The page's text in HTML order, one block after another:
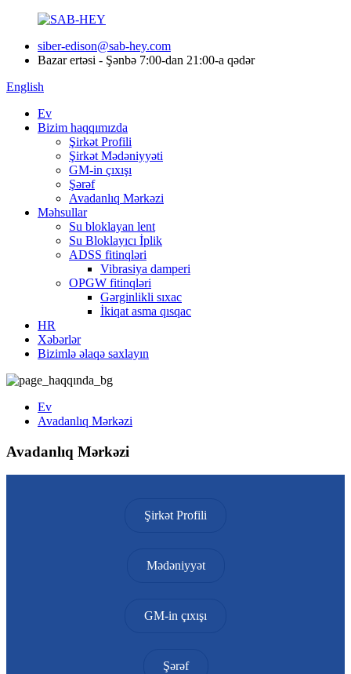
siber-edison@sab-hey.com
Bazar ertəsi - Şənbə 7:00-dan 21:00-a qədər
English
Ev
Bizim haqqımızda
Şirkət Profili
Şirkət Mədəniyyəti
GM-in çıxışı
Şərəf
Avadanlıq Mərkəzi
Məhsullar
Su bloklayan lent
Su Bloklayıcı İplik
ADSS fitinqləri
Vibrasiya damperi
OPGW fitinqləri
Gərginlikli sıxac
İkiqat asma qısqac
HR
Xəbərlər
Bizimlə əlaqə saxlayın
Ev
Avadanlıq Mərkəzi
Avadanlıq Mərkəzi
Şirkət Profili
Mədəniyyət
GM-in çıxışı
Şərəf